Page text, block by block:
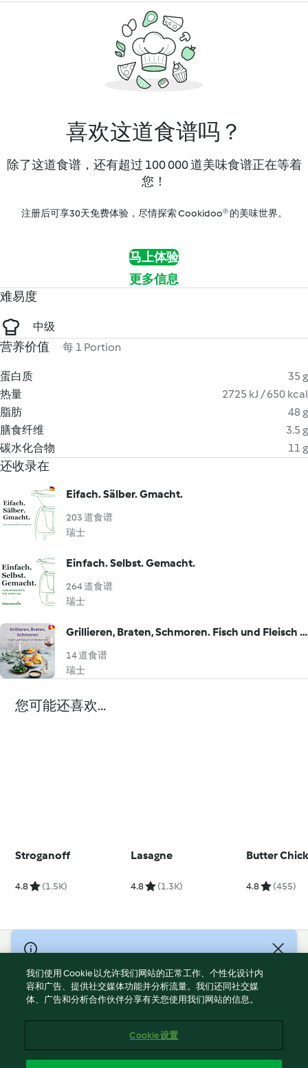
喜欢这道食谱吗？
除了这道食谱，还有超过 100 000 道美味食谱正在等着
您！
注册后可享30天免费体验，尽情探索 Cookidoo® 的美味世界。
马上体验
更多信息
难易度
中级
营养价值 每 1 Portion
蛋白质
35 g
热量
2725 kJ / 650 kcal
脂肪
48 g
膳食纤维
3.5 g
碳水化合物
11 g
还收录在
Eifach. Sälber. Gmacht.
203 道食谱
瑞士
Einfach. Selbst. Gemacht.
264 道食谱
瑞士
Grillieren, Braten, Schmoren. Fisch und Fleisch in Perfektion
14 道食谱
瑞士
您可能还喜欢...
Stroganoff
4.8 (1.5K)
Lasagne
4.8 (1.3K)
Butter
4.8 (455)
© Copyright 2021-2023 福维克信息科技(上海)有限公司 版权所有
2026
使用规定
Cookies
我们使用 Cookie 以允许我们网站的正常工作、个性化设计内
容和广告、提供社交媒体功能并分析流量。我们还同社交媒
体、广告和分析合作伙伴分享有关您使用我们网站的信息。
Cookie 设置